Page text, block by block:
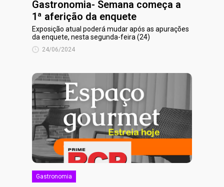
Gastronomia- Semana começa a
1ª aferição da enquete
Exposição atual poderá mudar após as apurações
da enquete, nesta segunda-feira (24)
24/06/2024
Gastronomia